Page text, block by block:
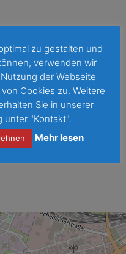
Nächster Tag
zu gestalten und
verwenden wir
der Webseite
Cookies zu. Weitere
Sie in unserer
unter "Kontakt".
Mehr lesen